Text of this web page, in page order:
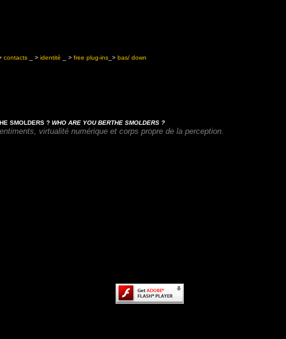
contacts _ > identité _ > free plug-ins_> bas/ down
SMOLDERS ? WHO ARE YOU BERTHE SMOLDERS ?
virtualité numérique et corps propre de la perception.